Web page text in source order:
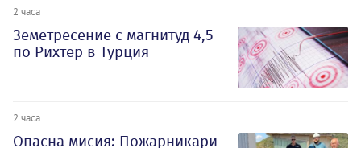
2 часа
Земетресение с магнитуд 4,5
по Рихтер в Турция
2 часа
Опасна мисия: Пожарникари